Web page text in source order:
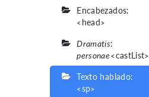
Encabezados:
<head>
Dramatis
personae
:
<castList>
Texto hablado:
<sp>